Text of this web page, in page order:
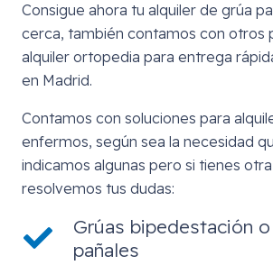
Consigue ahora tu alquiler de grúa
cerca, también contamos con otros
alquiler ortopedia para entrega
en Madrid.
Contamos con soluciones para
enfermos, según sea la necesidad
indicamos algunas pero si tienes
resolvemos tus dudas:
Grúas bipedestación
pañales